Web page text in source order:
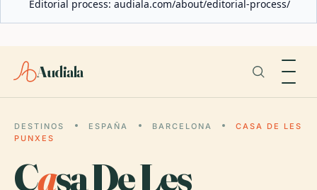
Editorial process: audiala.com/about/editorial-process/
Audiala
DESTINOS ESPAÑA BARCELONA
CASA DE LES
PUNXES
Casa De Les